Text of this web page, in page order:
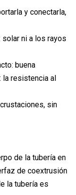
y conectarla,
ni a los rayos
buena
la resistencia al
sin
de la tubería en
de coextrusión
la tubería es